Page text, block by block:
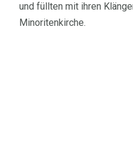
und füllten mit ihren
Minoritenkirche.